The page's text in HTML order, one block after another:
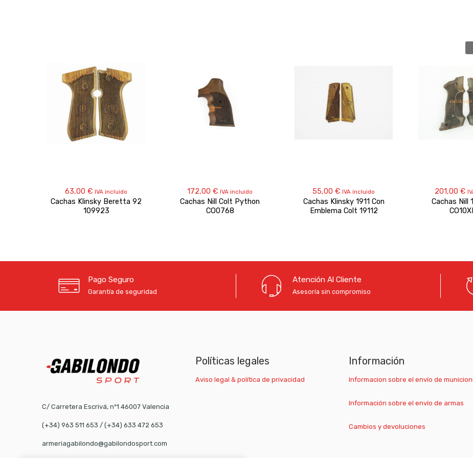
63,00 € IVA incluido
Cachas Klinsky Beretta 92
109923
172,00 € IVA incluido
Cachas Nill Colt Python
CO0768
55,00 € IVA incluido
Cachas Klinsky 1911 Con
Emblema Colt 19112
201,00 €
Cachas Nill
Pago Seguro
Garantía de seguridad
Atención Al Cliente
Asesoría sin compromiso
C/ Carretera Escrivá, nº1 46007 Valencia
(+34) 963 511 653 / (+34) 633 472 653
armeriagabilondo@gabilondosport.com
Políticas legales
Aviso legal & política de privacidad
Información
Informacion sobre el envío de
Información sobre el envío de armas
Cambios y devoluciones